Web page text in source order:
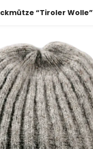
“Tiroler Wolle”